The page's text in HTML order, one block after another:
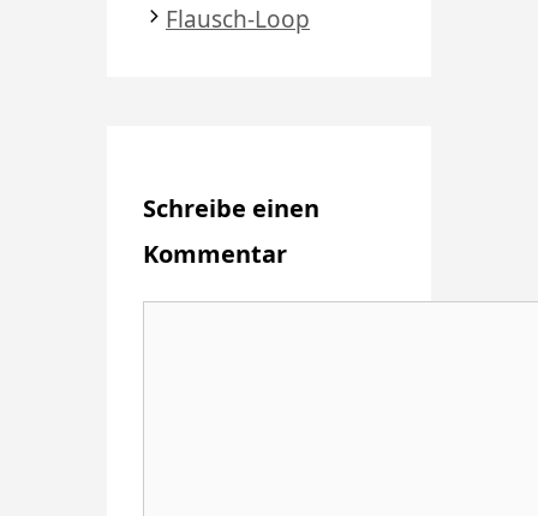
Flausch-Loop
Schreibe einen
Kommentar